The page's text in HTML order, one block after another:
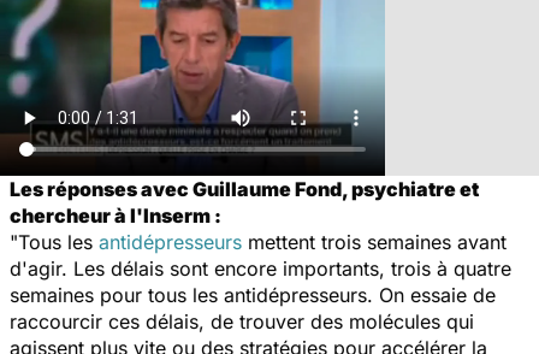
Les réponses avec Guillaume Fond, psychiatre et
chercheur à l'Inserm :
"Tous les antidépresseurs mettent trois semaines avant
d'agir. Les délais sont encore importants, trois à quatre
semaines pour tous les antidépresseurs. On essaie de
raccourcir ces délais, de trouver des molécules qui
agissent plus vite ou des stratégies pour accélérer la